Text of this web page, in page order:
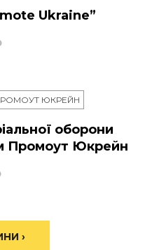
Ukraine”
ЮКРЕЙН
оборони
Промоут Юкрейн
›